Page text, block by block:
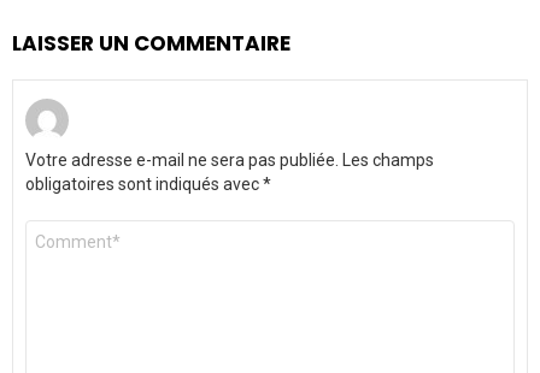
LAISSER UN COMMENTAIRE
Votre adresse e-mail ne sera pas publiée.
Les champs
obligatoires sont indiqués avec*
Commentaire